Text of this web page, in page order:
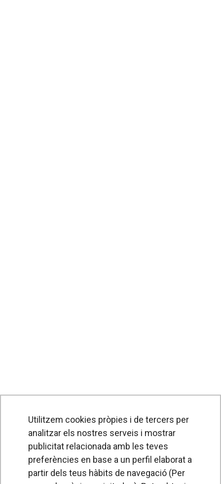
Utilitzem cookies pròpies i de tercers per
analitzar els nostres serveis i mostrar
publicitat relacionada amb les teves
preferències en base a un perfil elaborat a
partir dels teus hàbits de navegació (Per